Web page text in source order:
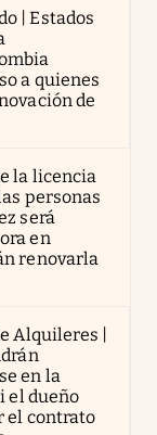
| Estados
a quienes
de
la licencia
personas
será
en
renovarla
Alquileres |
en la
el dueño
el contrato